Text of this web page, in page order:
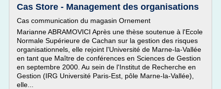
Cas Store - Management des organisations
Cas communication du magasin Ornement
Marianne ABRAMOVICI Après une thèse soutenue à l'Ecole
Normale Supérieure de Cachan sur la gestion des risques
organisationnels, elle rejoint l'Université de Marne-la-Vallée
en tant que Maître de conférences en Sciences de Gestion
en septembre 2000. Au sein de l'Institut de Recherche en
Gestion (IRG Université Paris-Est, pôle Marne-la-Vallée),
elle...